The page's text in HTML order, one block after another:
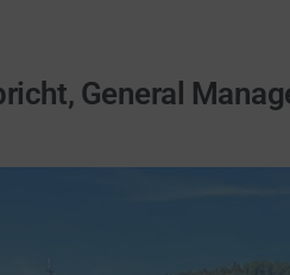
General